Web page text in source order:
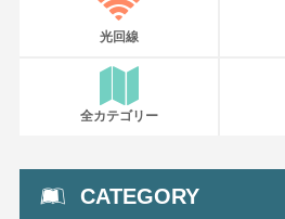
光回線
全カテゴリー
CATEGORY